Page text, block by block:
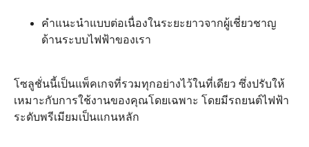
คำแนะนำแบบต่อเนื่องในระยะยาวจากผู้เชี่ยวชาญ
ด้านระบบไฟฟ้าของเรา
โซลูชั่นนี้เป็นแพ็คเกจที่รวมทุกอย่างไว้ในที่เดียว ซึ่งปรับให้
เหมาะกับการใช้งานของคุณโดยเฉพาะ โดยมีรถยนต์ไฟฟ้า
ระดับพรีเมียมเป็นแกนหลัก